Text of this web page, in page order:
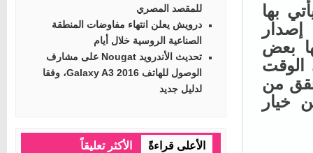
للمقصد المصري
درويش يعلن انتهاء مفاوضات المنطقة
الصناعية الروسية خلال أيام
تحديث الأندرويد Nougat على مشارف
الوصول للهاتف Galaxy A3 2016، وفقا
لدليل جديد
الأعلى قراءةً الأكثر تعليقاً
بها
بعض
من